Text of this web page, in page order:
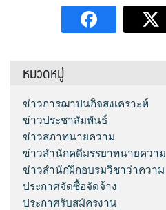
หมวดหมู่
ข่าวการฌาปนกิจสงเคราะห์
ข่าวประชาสัมพันธ์
ข่าวสภาทนายความ
ข่าวสำนักคดีมรรยาทนายความ
ข่าวสำนักฝึกอบรมวิชาว่าความ
ประกาศจัดซื้อจัดจ้าง
ประกาศรับสมัครงาน